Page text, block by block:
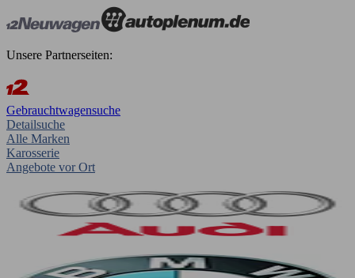
Unsere Partnerseiten:
Gebrauchtwagensuche
Detailsuche
Alle Marken
Karosserie
Angebote vor Ort